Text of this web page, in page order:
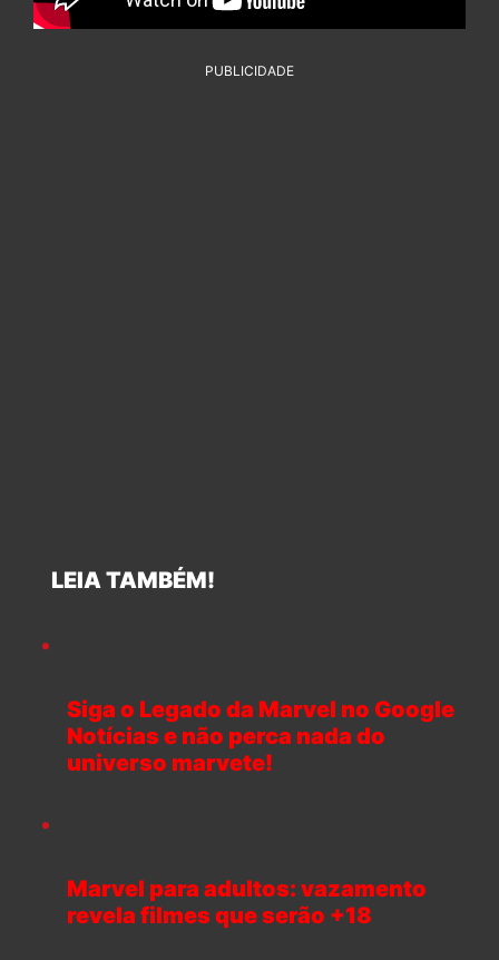
PUBLICIDADE
LEIA TAMBÉM!
Siga o Legado da Marvel no Google
Notícias e não perca nada do
universo marvete!
Marvel para adultos: vazamento
revela filmes que serão +18